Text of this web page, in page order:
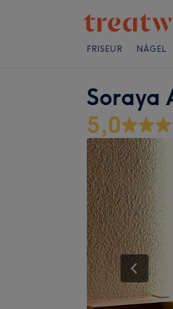
FRISEUR NÄGEL
Soraya
5,0